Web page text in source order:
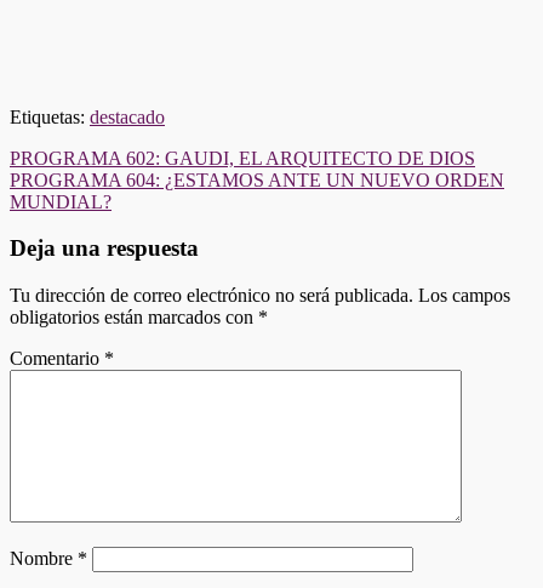
Etiquetas: destacado
Navegación
de
PROGRAMA 602: GAUDI, EL ARQUITECTO DE DIOS
PROGRAMA 604: ¿ESTAMOS ANTE UN NUEVO ORDEN
MUNDIAL?
Deja una respuesta
Tu dirección de correo electrónico no será publicada. Los campos
obligatorios están marcados con *
Comentario *
Nombre *